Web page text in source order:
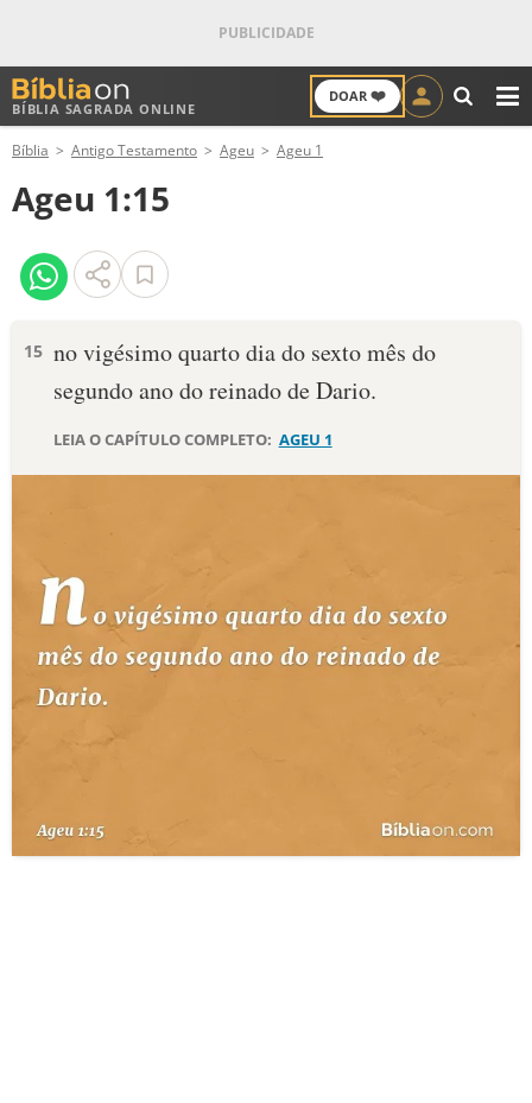
BÍBLIA SAGRADA ONLINE
DOAR ❤️
ANTIGO TESTAMENTO
NOVO TESTAMENTO
VERSÍCULOS
PALAVRA DO DIA
10 MANDAMENTOS
ESTUDOS BÍBLICOS
ESBOÇOS DE PREGAÇÃO
PERGUNTE À BÍBLIA
Bíblia Antigo Testamento Ageu Ageu 1
Ageu 1:15
15 no vigésimo quarto dia do sexto mês do
segundo ano do reinado de Dario.
LEIA O CAPÍTULO COMPLETO: AGEU 1